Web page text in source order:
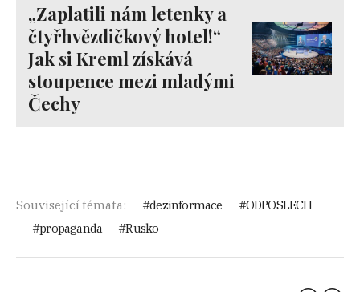
„Zaplatili nám letenky a
čtyřhvězdičkový hotel!“
Jak si Kreml získává
stoupence mezi mladými
Čechy
Související témata: dezinformace
ODPOSLECH
propaganda
Rusko